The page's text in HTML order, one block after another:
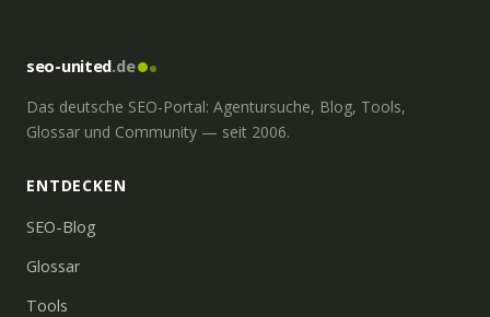
seo-united.de
Das deutsche SEO-Portal: Agentursuche, Blog, Tools,
Glossar und Community — seit 2006.
ENTDECKEN
SEO-Blog
Glossar
Tools